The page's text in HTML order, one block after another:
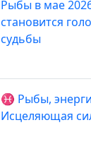
Рыбы в мае
становится
судьбы
♓ Рыбы,
Исцеляющая